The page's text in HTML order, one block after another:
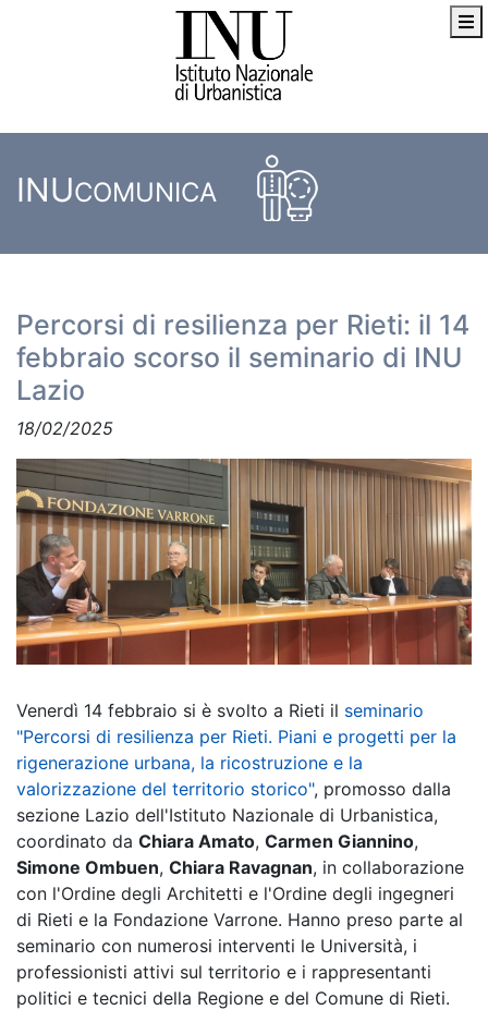
INUCOMUNICA
Percorsi di resilienza per Rieti: il 14
febbraio scorso il seminario di INU
Lazio
18/02/2025
Venerdì 14 febbraio si è svolto a Rieti il seminario
"Percorsi di resilienza per Rieti. Piani e progetti per la
rigenerazione urbana, la ricostruzione e la
valorizzazione del territorio storico", promosso dalla
sezione Lazio dell'Istituto Nazionale di Urbanistica,
coordinato da Chiara Amato, Carmen Giannino,
Simone Ombuen, Chiara Ravagnan, in collaborazione
con l'Ordine degli Architetti e l'Ordine degli ingegneri
di Rieti e la Fondazione Varrone. Hanno preso parte al
seminario con numerosi interventi le Università, i
professionisti attivi sul territorio e i rappresentanti
politici e tecnici della Regione e del Comune di Rieti.